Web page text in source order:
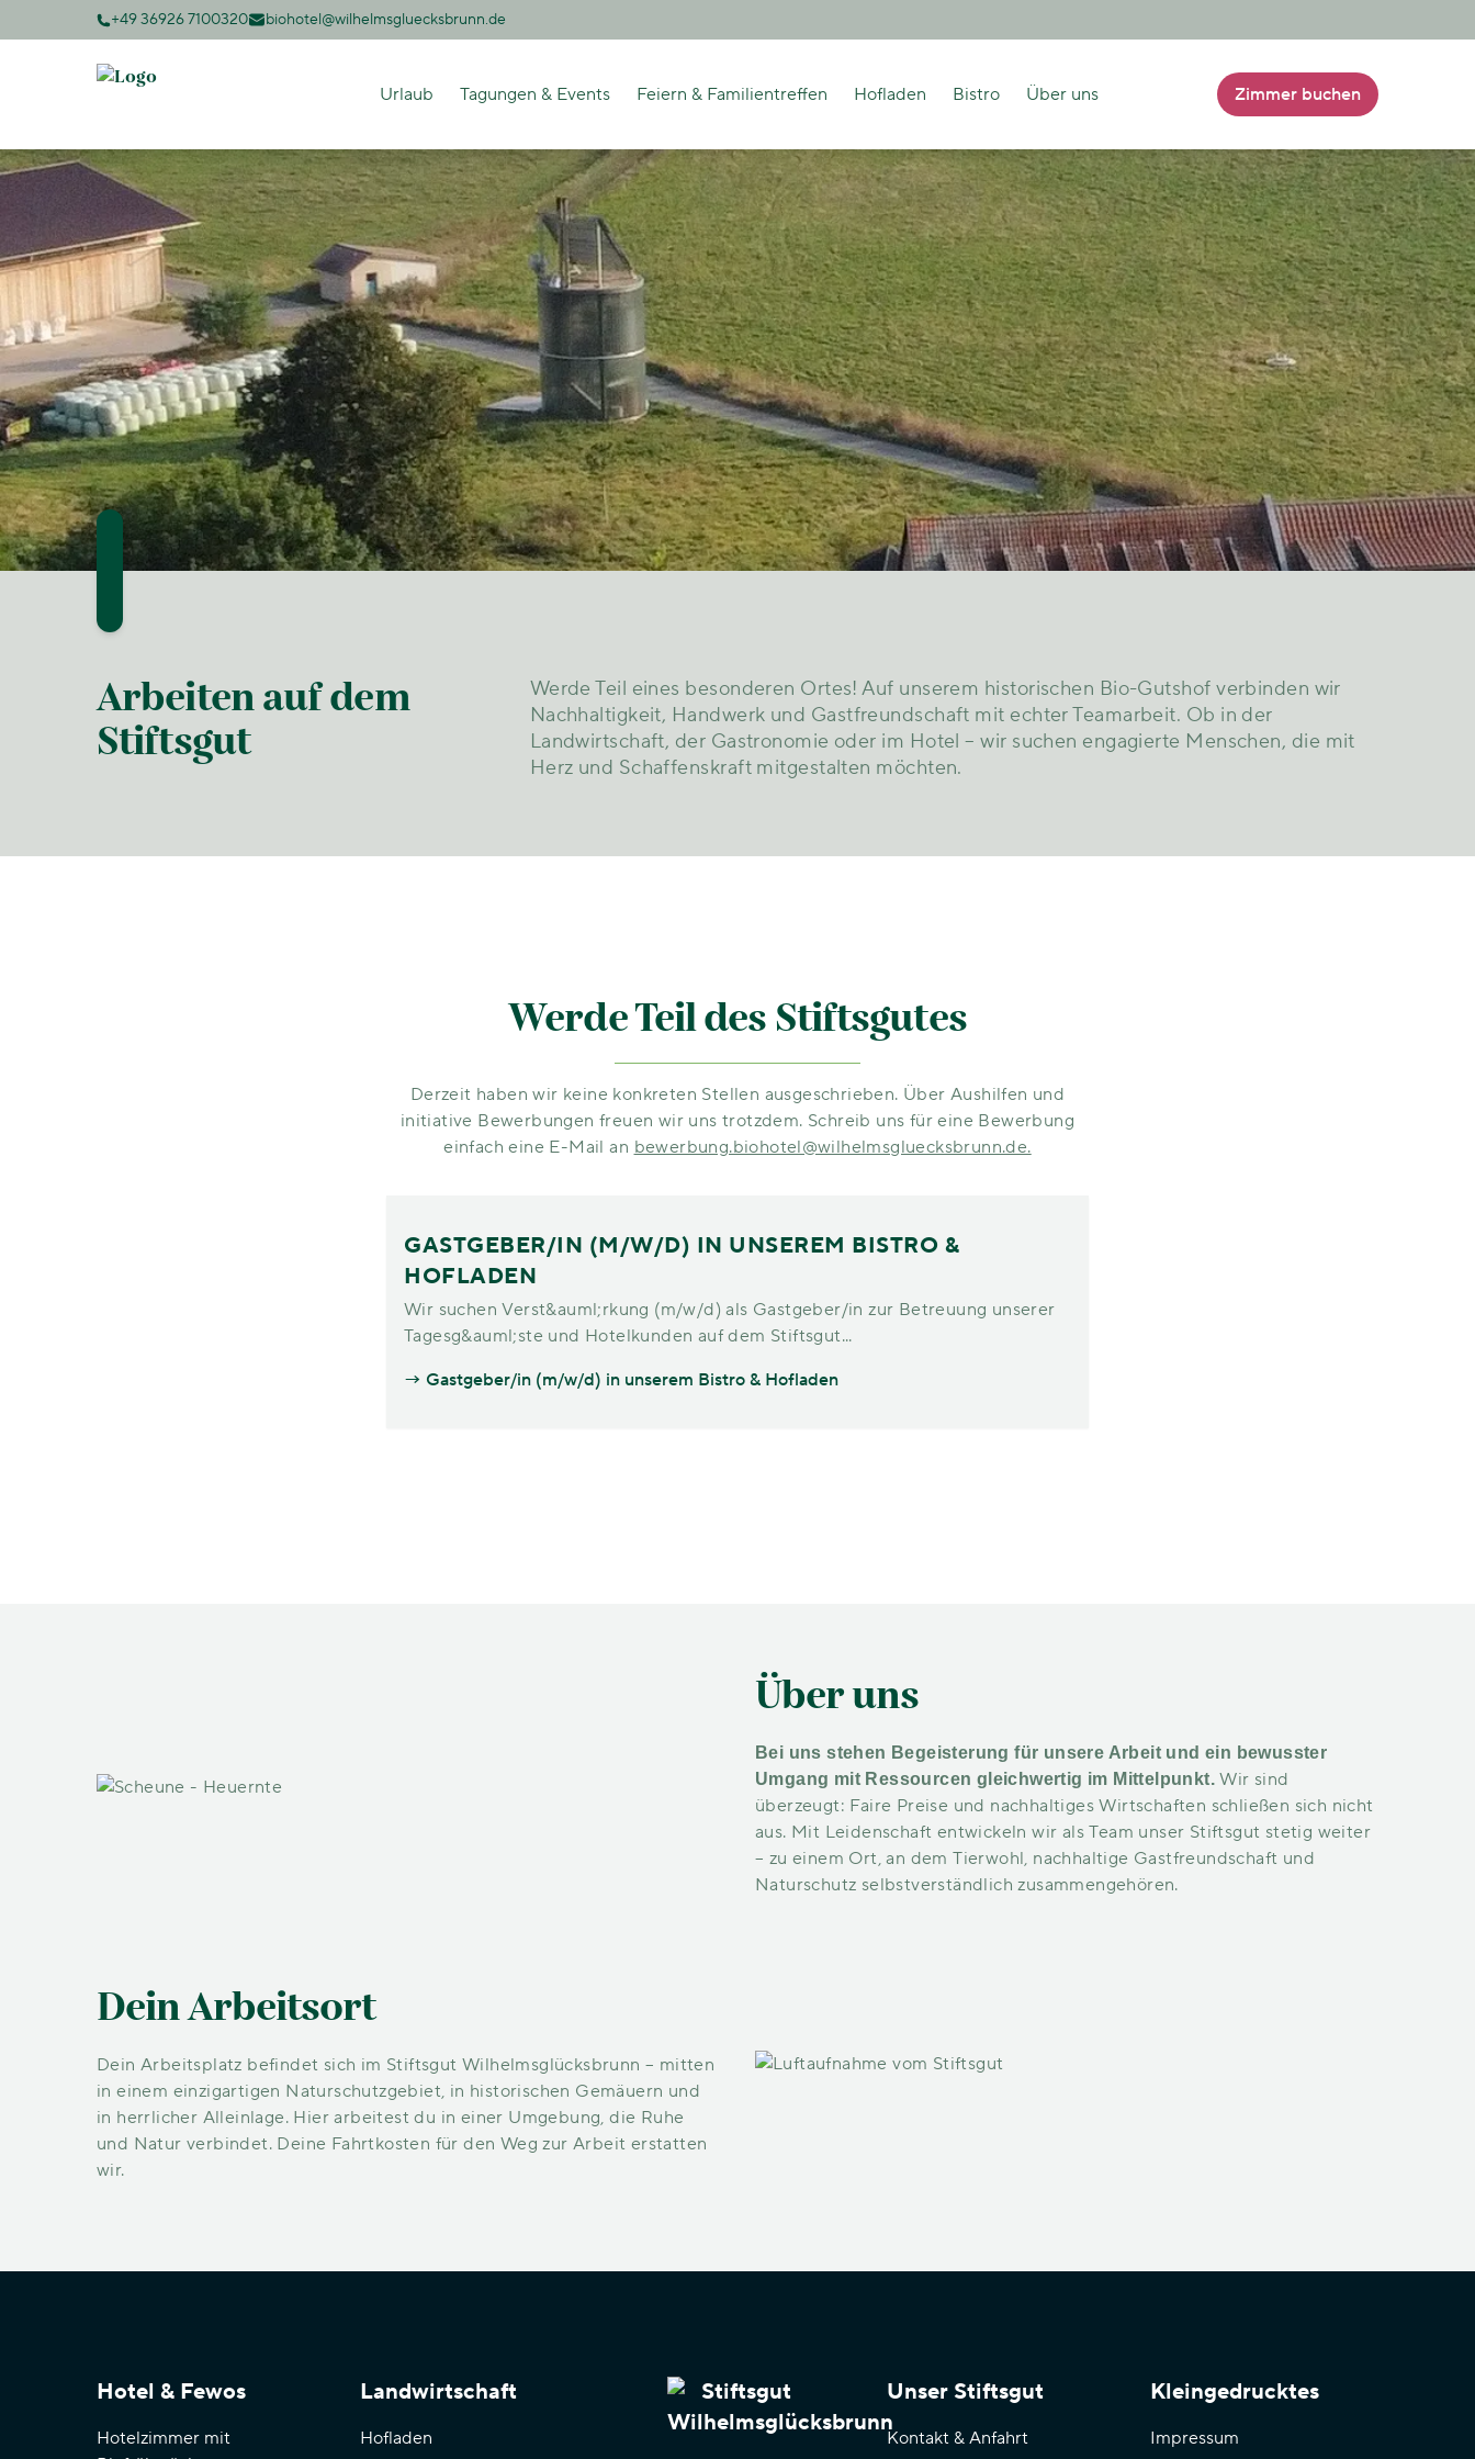
+49 36926 7100320 biohotel@wilhelmsgluecksbrunn.de
Urlaub Tagungen & Events Feiern & Familientreffen Hofladen Bistro Über uns Zimmer buchen
Arbeiten auf dem
Stiftsgut
WerdeTeil eines besonderen Ortes!Auf unserem historischen Bio-Gutshofverbinden wir
Nachhaltigkeit, Handwerk und Gastfreundschaft mit echterTeamarbeit. Ob in der
Landwirtschaft, der Gastronomie oder im Hotel –wir suchen engagierte Menschen, die mit
Herz und Schaffenskraft mitgestalten möchten.
Werde Teil des Stiftsgutes
Derzeit haben wir keine konkreten Stellen ausgeschrieben. Über Aushilfen und
initiative Bewerbungen freuen wir uns trotzdem. Schreib uns für eine Bewerbung
einfach eine E-Mail an bewerbung.biohotel@wilhelmsgluecksbrunn.de.
GASTGEBER/IN (M/W/D) IN UNSEREM BISTRO &
HOFLADEN
Wir suchen Verst&auml;rkung (m/w/d) als Gastgeber/in zur Betreuung unserer
Tagesg&auml;ste und Hotelkunden auf dem Stiftsgut...
Gastgeber/in (m/w/d) in unserem Bistro & Hofladen
Über uns
Bei uns stehen Begeisterung für unsere Arbeit und ein bewusster
Umgang mit Ressourcen gleichwertig im Mittelpunkt. Wir sind
überzeugt: Faire Preise und nachhaltiges Wirtschaften schließen sich nicht
aus. Mit Leidenschaft entwickeln wir als Team unser Stiftsgut stetig weiter
– zu einem Ort, an dem Tierwohl, nachhaltige Gastfreundschaft und
Naturschutz selbstverständlich zusammengehören.
Dein Arbeitsort
Dein Arbeitsplatz befindet sich im Stiftsgut Wilhelmsglücksbrunn – mitten
in einem einzigartigen Naturschutzgebiet, in historischen Gemäuern und
in herrlicher Alleinlage. Hier arbeitest du in einer Umgebung, die Ruhe
und Natur verbindet. Deine Fahrtkosten für den Weg zur Arbeit erstatten
wir.
Hotel & Fewos
Hotelzimmer mit
Landwirtschaft
Hofladen
Unser Stiftsgut
Kontakt & Anfahrt
Kleingedrucktes
Impressum